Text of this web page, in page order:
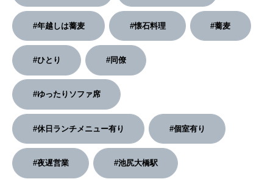
2026年1月号「猫がいれば、幸せ」
2025年12月号「お酒の新常識。」
#年越しは蕎麦 #懐石料理 #蕎麦
#ひとり #同僚
#ゆったりソファ席
#休日ランチメニュー有り #個室有り
#夜遅営業 #池尻大橋駅